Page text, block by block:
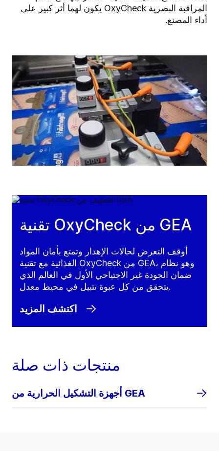
المراقبة البصرية OxyCheck يكون لهما أثر كبير على
أداء المصنع.
تقنية OxyCheck من GEA
أوقف التعرض لحالات الإهدار وتمتع بأمان المواد
الغذائية مع تقنية OxyCheck من GEA، وهو نظام
ضمان الجودة غير الاجتياحي الأول في العالم الذي
يتحقق من كل عبوة تتبيل في محيط معدل.
اكتشف المزيد
منتجات ذات صلة
أجهزة التشكيل الحرارية من GEA